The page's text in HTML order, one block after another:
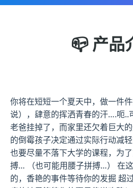
📪 产品
你将在短短一个夏天中，做一件
说），肆意的挥洒青春的汗….呃..
老爸挂掉了，而家里还欠着巨大
的倒霉孩子决定通过实际行动减
也要尽量不落下大学的课程，为
搏… （也可能用腰子拼搏…） 在
的，香艳的事件等待你的发掘 超